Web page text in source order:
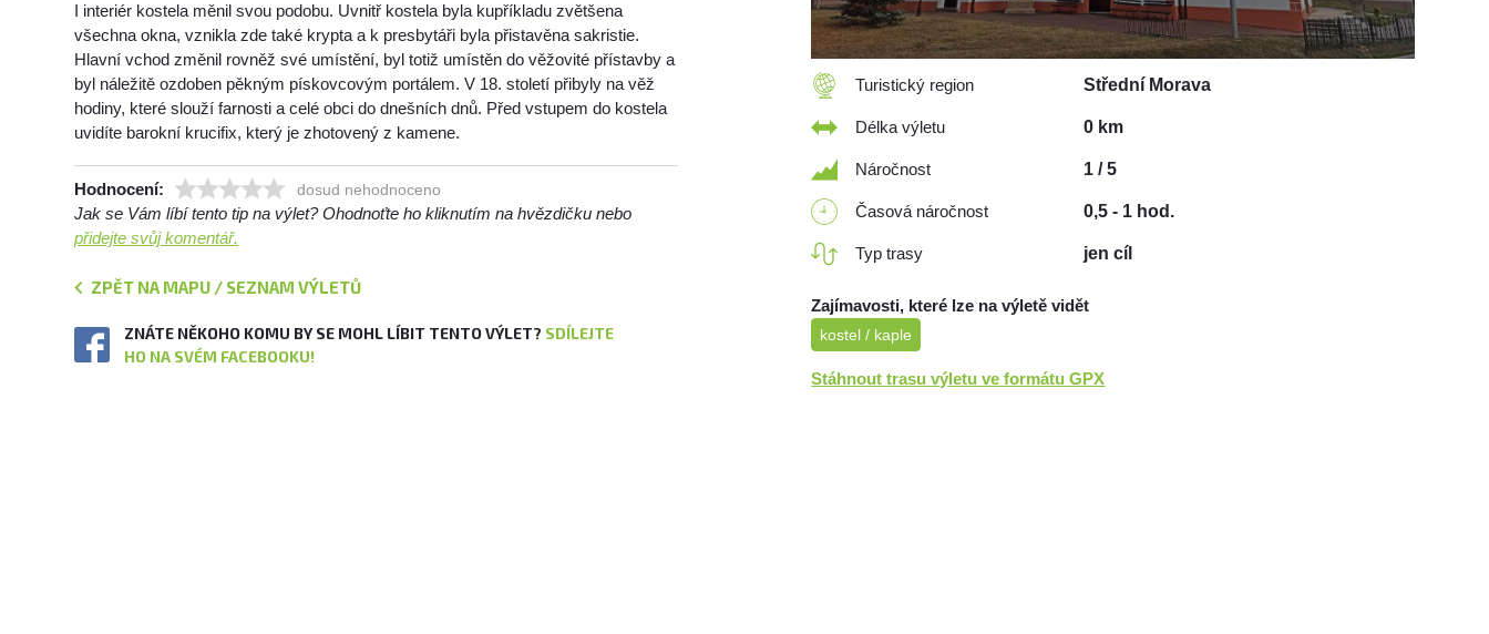
I interiér kostela měnil svou podobu. Uvnitř kostela byla kupříkladu zvětšena
všechna okna, vznikla zde také krypta a k presbytáři byla přistavěna sakristie.
Hlavní vchod změnil rovněž své umístění, byl totiž umístěn do věžovité přístavby a
byl náležitě ozdoben pěkným pískovcovým portálem. V 18. století přibyly na věž
hodiny, které slouží farnosti a celé obci do dnešních dnů. Před vstupem do kostela
uvidíte barokní krucifix, který je zhotovený z kamene.
Hodnocení: dosud nehodnoceno
Jak se Vám líbí tento tip na výlet? Ohodnoťte ho kliknutím na hvězdičku nebo
přidejte svůj komentář.
ZPĚT NA MAPU / SEZNAM VÝLETŮ
ZNÁTE NĚKOHO KOMU BY SE MOHL LÍBIT TENTO VÝLET? SDÍLEJTE
HO NA SVÉM FACEBOOKU!
Turistický region Střední Morava
Délka výletu 0 km
Náročnost 1 / 5
Časová náročnost 0,5 - 1 hod.
Typ trasy jen cíl
Zajímavosti, které lze na výletě vidět
kostel / kaple
Stáhnout trasu výletu ve formátu GPX